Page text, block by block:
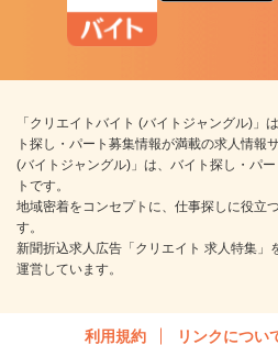
「クリエイトバイト (バイトジャングル)」
ト探し・パート募集情報が満載の求人情報
(バイトジャングル)」は、バイト探し・パ
トです。
地域密着をコンセプトに、仕事探しに役立
す。
新聞折込求人広告「クリエイト 求人特集」
運営しています。
利用規約 リンクについ